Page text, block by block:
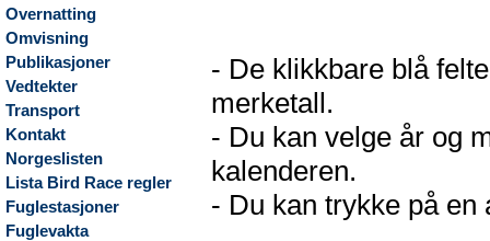
Overnatting
Omvisning
Publikasjoner
Vedtekter
Transport
Kontakt
Norgeslisten
Lista Bird Race regler
Fuglestasjoner
Fuglevakta
- De klikkbare blå
merketall.
- Du kan velge år og
kalenderen.
- Du kan trykke på en